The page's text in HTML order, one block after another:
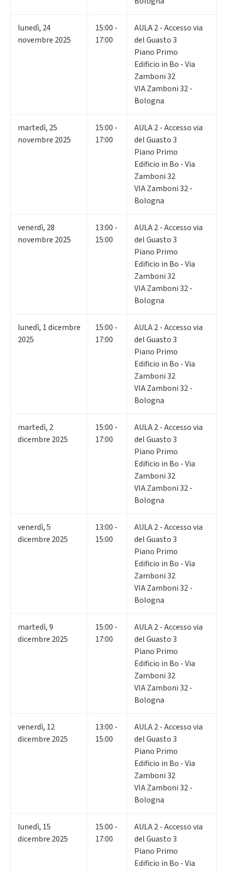
lunedì, 24
novembre 2025
15:00 -
17:00
AULA 2 - Accesso via
del Guasto 3
Piano Primo
Edificio in Bo - Via
Zamboni 32
VIA Zamboni 32 -
Bologna
martedì, 25
novembre 2025
15:00 -
17:00
AULA 2 - Accesso via
del Guasto 3
Piano Primo
Edificio in Bo - Via
Zamboni 32
VIA Zamboni 32 -
Bologna
venerdì, 28
novembre 2025
13:00 -
15:00
AULA 2 - Accesso via
del Guasto 3
Piano Primo
Edificio in Bo - Via
Zamboni 32
VIA Zamboni 32 -
Bologna
lunedì, 1dicembre
2025
15:00 -
17:00
AULA 2 - Accesso via
del Guasto 3
Piano Primo
Edificio in Bo - Via
Zamboni 32
VIA Zamboni 32 -
Bologna
martedì, 2
dicembre 2025
15:00 -
17:00
AULA 2 - Accesso via
del Guasto 3
Piano Primo
Edificio in Bo - Via
Zamboni 32
VIA Zamboni 32 -
Bologna
venerdì,5
dicembre 2025
13:00 -
15:00
AULA 2 - Accesso via
del Guasto 3
Piano Primo
Edificio in Bo - Via
Zamboni 32
VIA Zamboni 32 -
Bologna
martedì,9
dicembre 2025
15:00 -
17:00
AULA 2 - Accesso via
del Guasto 3
Piano Primo
Edificio in Bo - Via
Zamboni 32
VIA Zamboni 32 -
Bologna
venerdì, 12
dicembre 2025
13:00 -
15:00
AULA 2 - Accesso via
del Guasto 3
Piano Primo
Edificio in Bo - Via
Zamboni 32
VIA Zamboni 32 -
Bologna
lunedì, 15
dicembre 2025
15:00 -
17:00
AULA 2 - Accesso via
del Guasto 3
Piano Primo
Edificio in Bo - Via